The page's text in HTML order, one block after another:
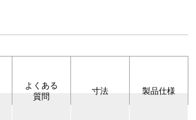
よくある
質問
寸法 製品仕様